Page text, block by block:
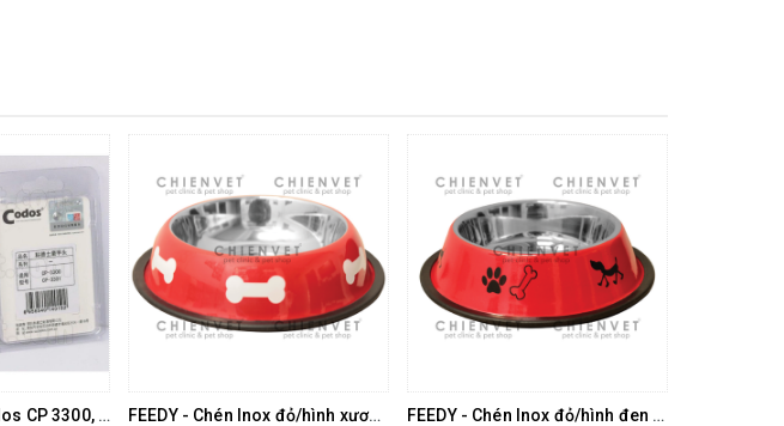
Đầu mài móng Codos CP 3300, 3301
FEEDY - Chén Inox đỏ/hình xương 0.45l 303127
FEEDY - Chén Inox đỏ/hình đen 0.22l 303131